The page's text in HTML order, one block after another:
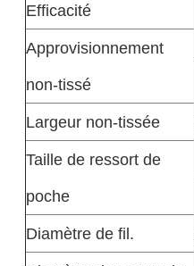
Efficacité
Approvisionnement
non-tissé
Largeur non-tissée
Taille de ressort de
poche
Diamètre de fil.